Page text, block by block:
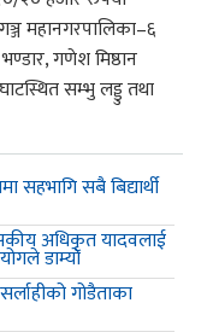
महानगरपालिका–६
गणेश मिष्ठान
सम्भु लड्डु तथा
सबै बिद्यार्थी
अधिकृत यादवलाई
डाम्यो
गोडैताका